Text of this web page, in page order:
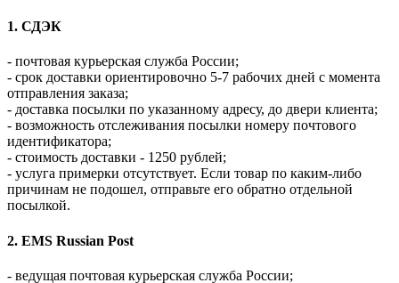
1. СДЭК
- почтовая курьерская служба России;
- срок доставки ориентировочно 5-7 рабочих дней с момента
отправления заказа;
- доставка посылки по указанному адресу, до двери клиента;
- возможность отслеживания посылки номеру почтового
идентификатора;
- стоимость доставки - 1250 рублей;
- услуга примерки отсутствует. Если товар по каким-либо
причинам не подошел, отправьте его обратно отдельной
посылкой.
2. EMS Russian Post
- ведущая почтовая курьерская служба России;